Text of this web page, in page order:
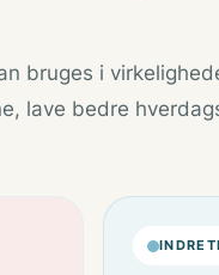
bruges i
lave bedre